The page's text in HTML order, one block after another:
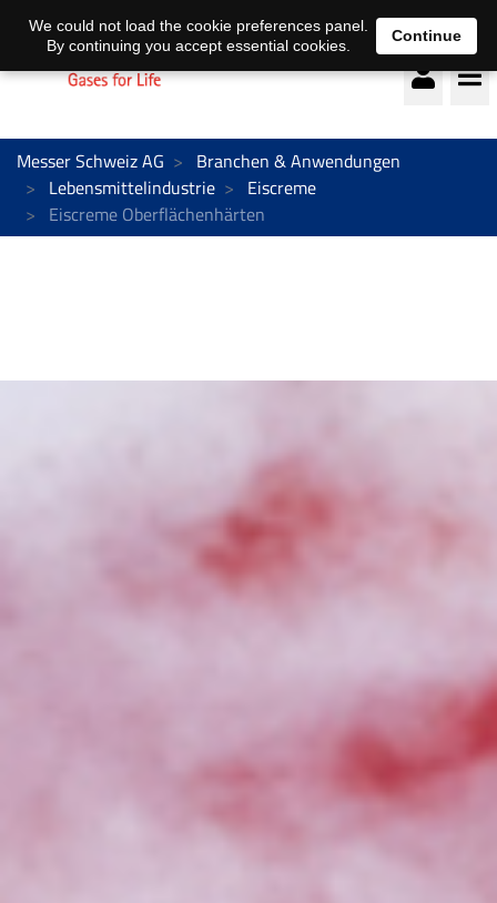
Deutsch français
Messer Schweiz AG
Branchen & Anwendungen
Lebensmittelindustrie
Eiscreme
Eiscreme Oberflächenhärten
We could not load the cookie preferences panel.
By continuing you accept essential cookies.
Continue